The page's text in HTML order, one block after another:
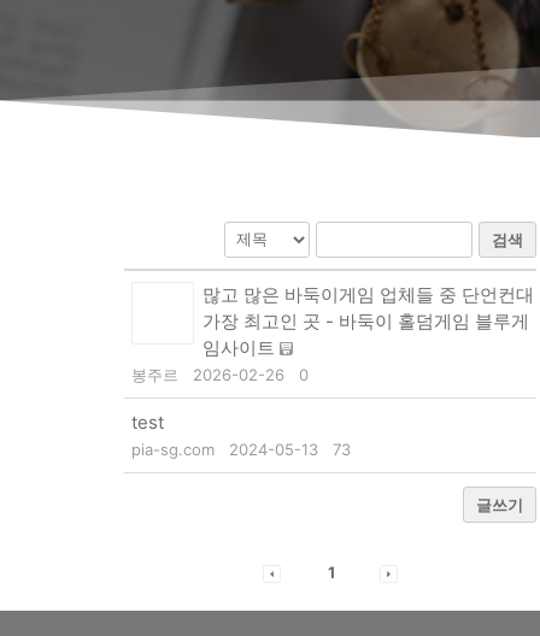
검색
많고 많은 바둑이게임 업체들 중 단언컨대
가장 최고인 곳 - 바둑이 홀덤게임 블루게
임사이트
봉주르 2026-02-26 0
test
pia-sg.com 2024-05-13 73
글쓰기
1